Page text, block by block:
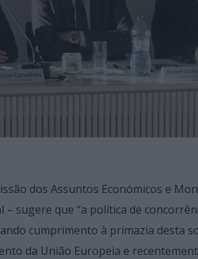
dos Assuntos Económicos e
sugere que “a política de
cumprimento à primazia desta
da União Europeia e